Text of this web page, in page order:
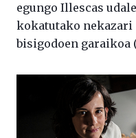
egungo Illescas
kokatutako nekazari
bisigodoen garaikoa